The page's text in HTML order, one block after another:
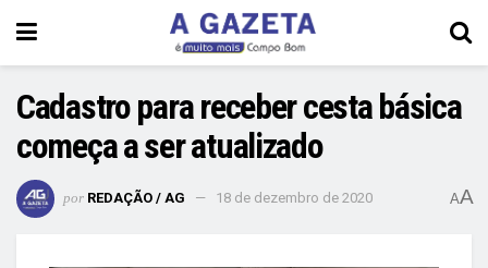
Cadastro para receber cesta básica
começa a ser atualizado
por REDAÇÃO / AG 18 de dezembro de 2020 AA